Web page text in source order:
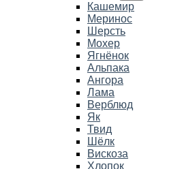
Кашемир
Меринос
Шерсть
Мохер
Ягнёнок
Альпака
Ангора
Лама
Верблюд
Як
Твид
Шёлк
Вискоза
Хлопок